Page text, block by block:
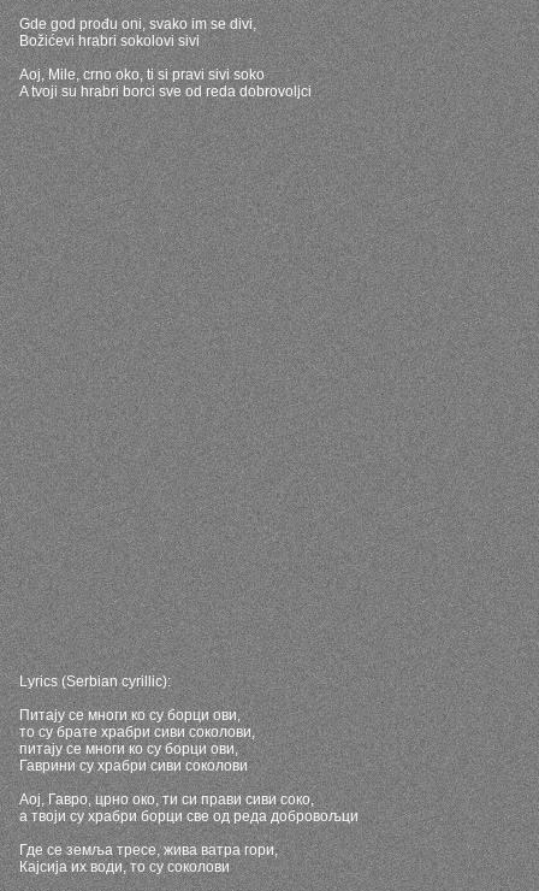
Gde god prođu oni, svako im se divi,
Božićevi hrabri sokolovi sivi
Aoj, Mile, crno oko, ti si pravi sivi soko
A tvoji su hrabri borci sve od reda dobrovoljci
Lyrics (Serbian cyrillic):
Питају се многи ко су борци ови,
то су брате храбри сиви соколови,
питају се многи ко су борци ови,
Гаврини су храбри сиви соколови
Аој, Гавро, црно око, ти си прави сиви соко,
а твоји су храбри борци све од реда добровољци
Где се земља тресе, жива ватра гори,
Кајсија их води, то су соколови